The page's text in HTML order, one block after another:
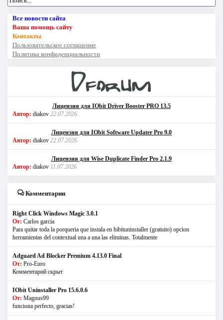
Все новости сайта
Ваша помощь сайту
Контакты
Пользовательское соглашение
Политика конфиденциальности
Лицензия для IObit Driver Booster PRO 13.5
Автор: diakov 22.07.2026
Лицензия для IObit Software Updater Pro 9.0
Автор: diakov 22.07.2026
Лицензия для Wise Duplicate Finder Pro 2.1.9
Автор: diakov 11.07.2026
Комментарии
Right Click Windows Magic 3.0.1
От: Carlos garcia
Para quitar toda la porqueria que instala en hibituninstaller (gratuito) opcion
herramientas del contextual una a una las eliminas. Totalmente
Adguard Ad Blocker Premium 4.13.0 Final
От: Pro-Euro
Комментарий скрыт
IObit Uninstaller Pro 15.6.0.6
От: Magnus99
funciona perfecto, gracias!